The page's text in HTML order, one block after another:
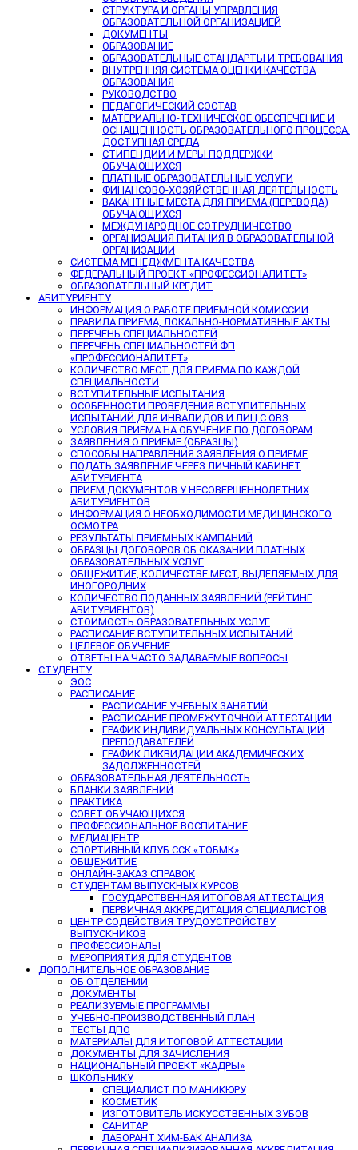
СТРУКТУРА И ОРГАНЫ УПРАВЛЕНИЯ
ОБРАЗОВАТЕЛЬНОЙ ОРГАНИЗАЦИЕЙ
ДОКУМЕНТЫ
ОБРАЗОВАНИЕ
ОБРАЗОВАТЕЛЬНЫЕ СТАНДАРТЫ И ТРЕБОВАНИЯ
ВНУТРЕННЯЯ СИСТЕМА ОЦЕНКИ КАЧЕСТВА
ОБРАЗОВАНИЯ
РУКОВОДСТВО
ПЕДАГОГИЧЕСКИЙ СОСТАВ
МАТЕРИАЛЬНО-ТЕХНИЧЕСКОЕ ОБЕСПЕЧЕНИЕ И
ОСНАЩЕННОСТЬ ОБРАЗОВАТЕЛЬНОГО ПРОЦЕССА.
ДОСТУПНАЯ СРЕДА
СТИПЕНДИИ И МЕРЫ ПОДДЕРЖКИ
ОБУЧАЮЩИХСЯ
ПЛАТНЫЕ ОБРАЗОВАТЕЛЬНЫЕ УСЛУГИ
ФИНАНСОВО-ХОЗЯЙСТВЕННАЯ ДЕЯТЕЛЬНОСТЬ
ВАКАНТНЫЕ МЕСТА ДЛЯ ПРИЕМА (ПЕРЕВОДА)
ОБУЧАЮЩИХСЯ
МЕЖДУНАРОДНОЕ СОТРУДНИЧЕСТВО
ОРГАНИЗАЦИЯ ПИТАНИЯ В ОБРАЗОВАТЕЛЬНОЙ
ОРГАНИЗАЦИИ
СИСТЕМА МЕНЕДЖМЕНТА КАЧЕСТВА
ФЕДЕРАЛЬНЫЙ ПРОЕКТ «ПРОФЕССИОНАЛИТЕТ»
ОБРАЗОВАТЕЛЬНЫЙ КРЕДИТ
АБИТУРИЕНТУ
ИНФОРМАЦИЯ О РАБОТЕ ПРИЕМНОЙ КОМИССИИ
ПРАВИЛА ПРИЕМА, ЛОКАЛЬНО-НОРМАТИВНЫЕ АКТЫ
ПЕРЕЧЕНЬ СПЕЦИАЛЬНОСТЕЙ
ПЕРЕЧЕНЬ СПЕЦИАЛЬНОСТЕЙ ФП
«ПРОФЕССИОНАЛИТЕТ»
КОЛИЧЕСТВО МЕСТ ДЛЯ ПРИЕМА ПО КАЖДОЙ
СПЕЦИАЛЬНОСТИ
ВСТУПИТЕЛЬНЫЕ ИСПЫТАНИЯ
ОСОБЕННОСТИ ПРОВЕДЕНИЯ ВСТУПИТЕЛЬНЫХ
ИСПЫТАНИЙ ДЛЯ ИНВАЛИДОВ И ЛИЦ С ОВЗ
УСЛОВИЯ ПРИЕМА НА ОБУЧЕНИЕ ПО ДОГОВОРАМ
ЗАЯВЛЕНИЯ О ПРИЕМЕ (ОБРАЗЦЫ)
СПОСОБЫ НАПРАВЛЕНИЯ ЗАЯВЛЕНИЯ О ПРИЕМЕ
ПОДАТЬ ЗАЯВЛЕНИЕ ЧЕРЕЗ ЛИЧНЫЙ КАБИНЕТ
АБИТУРИЕНТА
ПРИЕМ ДОКУМЕНТОВ У НЕСОВЕРШЕННОЛЕТНИХ
АБИТУРИЕНТОВ
ИНФОРМАЦИЯ О НЕОБХОДИМОСТИ МЕДИЦИНСКОГО
ОСМОТРА
РЕЗУЛЬТАТЫ ПРИЕМНЫХ КАМПАНИЙ
ОБРАЗЦЫ ДОГОВОРОВ ОБ ОКАЗАНИИ ПЛАТНЫХ
ОБРАЗОВАТЕЛЬНЫХ УСЛУГ
ОБЩЕЖИТИЕ, КОЛИЧЕСТВЕ МЕСТ, ВЫДЕЛЯЕМЫХ ДЛЯ
ИНОГОРОДНИХ
КОЛИЧЕСТВО ПОДАННЫХ ЗАЯВЛЕНИЙ (РЕЙТИНГ
АБИТУРИЕНТОВ)
СТОИМОСТЬ ОБРАЗОВАТЕЛЬНЫХ УСЛУГ
РАСПИСАНИЕ ВСТУПИТЕЛЬНЫХ ИСПЫТАНИЙ
ЦЕЛЕВОЕ ОБУЧЕНИЕ
ОТВЕТЫ НА ЧАСТО ЗАДАВАЕМЫЕ ВОПРОСЫ
СТУДЕНТУ
ЭОС
РАСПИСАНИЕ
РАСПИСАНИЕ УЧЕБНЫХ ЗАНЯТИЙ
РАСПИСАНИЕ ПРОМЕЖУТОЧНОЙ АТТЕСТАЦИИ
ГРАФИК ИНДИВИДУАЛЬНЫХ КОНСУЛЬТАЦИЙ
ПРЕПОДАВАТЕЛЕЙ
ГРАФИК ЛИКВИДАЦИИ АКАДЕМИЧЕСКИХ
ЗАДОЛЖЕННОСТЕЙ
ОБРАЗОВАТЕЛЬНАЯ ДЕЯТЕЛЬНОСТЬ
БЛАНКИ ЗАЯВЛЕНИЙ
ПРАКТИКА
СОВЕТ ОБУЧАЮЩИХСЯ
ПРОФЕССИОНАЛЬНОЕ ВОСПИТАНИЕ
МЕДИАЦЕНТР
СПОРТИВНЫЙ КЛУБ ССК «ТОБМК»
ОБЩЕЖИТИЕ
ОНЛАЙН-ЗАКАЗ СПРАВОК
СТУДЕНТАМ ВЫПУСКНЫХ КУРСОВ
ГОСУДАРСТВЕННАЯ ИТОГОВАЯ АТТЕСТАЦИЯ
ПЕРВИЧНАЯ АККРЕДИТАЦИЯ СПЕЦИАЛИСТОВ
ЦЕНТР СОДЕЙСТВИЯ ТРУДОУСТРОЙСТВУ
ВЫПУСКНИКОВ
ПРОФЕССИОНАЛЫ
МЕРОПРИЯТИЯ ДЛЯ СТУДЕНТОВ
ДОПОЛНИТЕЛЬНОЕ ОБРАЗОВАНИЕ
ОБ ОТДЕЛЕНИИ
ДОКУМЕНТЫ
РЕАЛИЗУЕМЫЕ ПРОГРАММЫ
УЧЕБНО-ПРОИЗВОДСТВЕННЫЙ ПЛАН
ТЕСТЫ ДПО
МАТЕРИАЛЫ ДЛЯ ИТОГОВОЙ АТТЕСТАЦИИ
ДОКУМЕНТЫ ДЛЯ ЗАЧИСЛЕНИЯ
НАЦИОНАЛЬНЫЙ ПРОЕКТ «КАДРЫ»
ШКОЛЬНИКУ
СПЕЦИАЛИСТ ПО МАНИКЮРУ
КОСМЕТИК
ИЗГОТОВИТЕЛЬ ИСКУССТВЕННЫХ ЗУБОВ
САНИТАР
ЛАБОРАНТ ХИМ-БАК АНАЛИЗА